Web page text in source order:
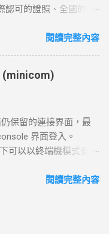
交握，則連線失敗並返
法（如 GET 、 POST
附加任何所需的數據
連線將請求發送到伺
應，若過程中出現網路
處理請求並返回回應
HTTP 伺服器（如
調用後端服務）生成回
。 結果 ：伺服器將回應
輸出目標中顯示。 過程
認可的證照、全國的比
否則 就做最小最少，避
* 使用
習過程中，有好的工
一定要把握住好的機
閱讀完整內容
(minicom)
保留的連接界面，最
界面登入。
可以以終端機模式登入
sudo apt-get
閱讀完整內容